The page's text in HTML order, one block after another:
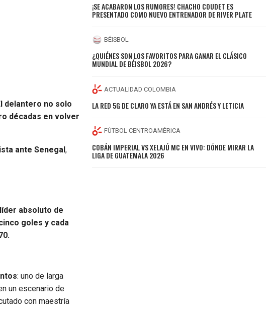
delantero no solo
décadas en volver
ante Senegal ,
absoluto de
goles y cada
: uno de larga
un escenario de
con maestría
¡SE ACABARON LOS RUMORES! CHACHO COUDET ES
PRESENTADO COMO NUEVO ENTRENADOR DE RIVER PLATE
BÉISBOL
¿QUIÉNES SON LOS FAVORITOS PARA GANAR EL CLÁSICO
MUNDIAL DE BÉISBOL 2026?
ACTUALIDAD COLOMBIA
LA RED 5G DE CLARO YA ESTÁ EN SAN ANDRÉS Y LETICIA
FÚTBOL CENTROAMÉRICA
COBÁN IMPERIAL VS XELAJÚ MC EN VIVO: DÓNDE MIRAR LA
LIGA DE GUATEMALA 2026